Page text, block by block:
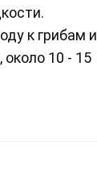
к грибам и
10 - 15